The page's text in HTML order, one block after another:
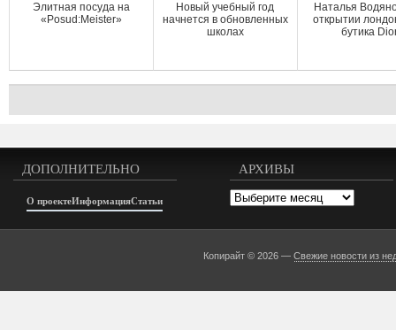
Элитная посуда на
«Posud:Meister»
Новый учебный год
начнется в обновленных
школах
Наталья
открытии
бутика
ДОПОЛНИТЕЛЬНО
О проектеИнформацияСтатьи
АРХИВЫ
Архивы
Копирайт © 2026 —Свежие новости из